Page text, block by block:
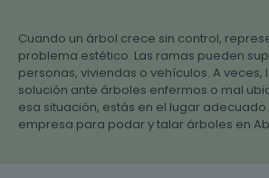
Cuando un árbol crece sin control,
problema estético. Las ramas pueden
personas, viviendas o vehículos. A veces,
solución ante árboles enfermos o mal
esa situación, estás en el lugar
empresa para podar y talar árboles en